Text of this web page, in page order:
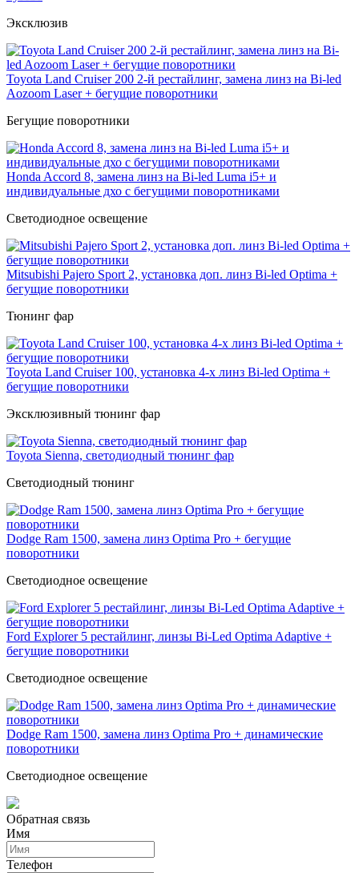
Эксклюзив
Toyota Land Cruiser 200 2-й рестайлинг, замена линз на Bi-led
Aozoom Laser + бегущие поворотники
Бегущие поворотники
Honda Accord 8, замена линз на Bi-led Luma i5+ и
индивидуальные дхо с бегущими поворотниками
Светодиодное освещение
Mitsubishi Pajero Sport 2, установка доп. линз Bi-led Optima +
бегущие поворотники
Тюнинг фар
Toyota Land Cruiser 100, установка 4-х линз Bi-led Optima +
бегущие поворотники
Эксклюзивный тюнинг фар
Toyota Sienna, светодиодный тюнинг фар
Светодиодный тюнинг
Dodge Ram 1500, замена линз Optima Pro + бегущие
поворотники
Светодиодное освещение
Ford Explorer 5 рестайлинг, линзы Bi-Led Optima Adaptive +
бегущие поворотники
Светодиодное освещение
Dodge Ram 1500, замена линз Optima Pro + динамические
поворотники
Светодиодное освещение
Обратная связь
Имя
Телефон